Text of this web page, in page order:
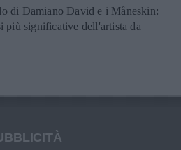
di Damiano David e i Måneskin:
più significative dell'artista da